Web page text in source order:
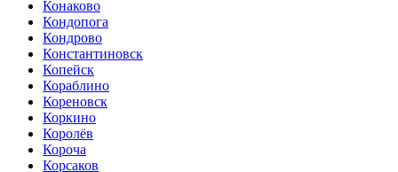
Конаково
Кондопога
Кондрово
Константиновск
Копейск
Кораблино
Кореновск
Коркино
Королёв
Короча
Корсаков